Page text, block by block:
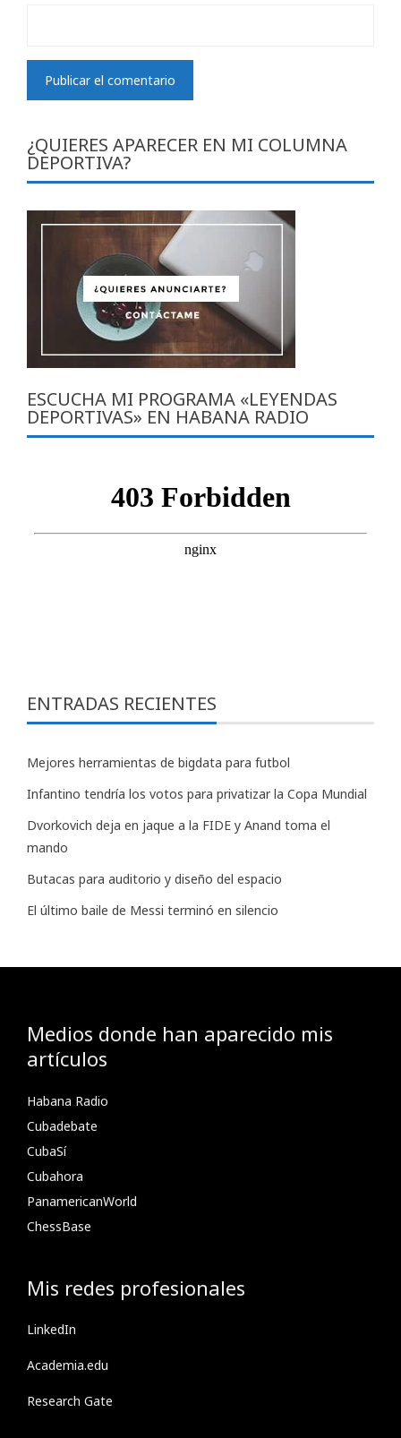
¿QUIERES APARECER EN MI COLUMNA
DEPORTIVA?
ESCUCHA MI PROGRAMA «LEYENDAS
DEPORTIVAS» EN HABANA RADIO
ENTRADAS RECIENTES
Mejores herramientas de bigdata para futbol
Infantino tendría los votos para privatizar la Copa Mundial
Dvorkovich deja en jaque a la FIDE y Anand toma el
mando
Butacas para auditorio y diseño del espacio
El último baile de Messi terminó en silencio
Medios donde han aparecido mis
artículos
Habana Radio
Cubadebate
CubaSí
Cubahora
PanamericanWorld
ChessBase
Mis redes profesionales
LinkedIn
Academia.edu
Research Gate